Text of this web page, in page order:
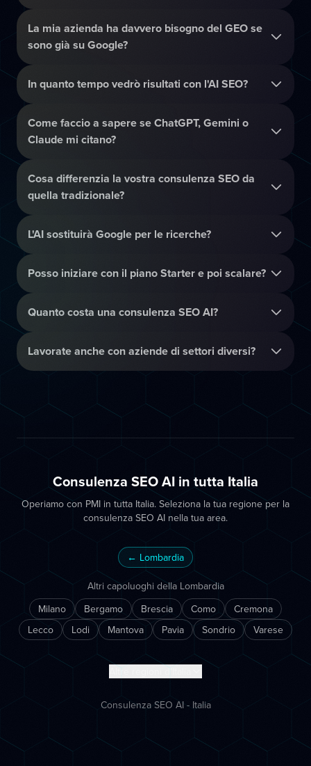
La mia azienda ha davvero bisogno del GEO se
sono già su Google?
In quanto tempo vedrò risultati con l'AI SEO?
Come faccio a sapere se ChatGPT, Gemini o
Claude mi citano?
Cosa differenzia la vostra consulenza SEO da
quella tradizionale?
L'AI sostituirà Google per le ricerche?
Posso iniziare con il piano Starter e poi scalare?
Quanto costa una consulenza SEO AI?
Lavorate anche con aziende di settori diversi?
Consulenza SEO AI in tutta Italia
Operiamo con PMI in tutta Italia. Seleziona la tua regione per la
consulenza SEO AI nella tua area.
← Lombardia
Altri capoluoghi della Lombardia
Milano
Bergamo Brescia Como
Cremona
Lecco
Lodi Mantova Pavia Sondrio Varese
Altre regioni d'Italia
Consulenza SEO AI - Italia